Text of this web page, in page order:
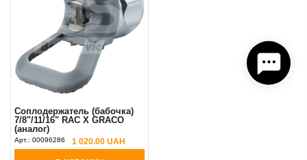
Соплодержатель (бабочка)
7/8"/11/16" RAC X GRACO
(аналог)
Арт.: 00096286 1 020.00 UAH